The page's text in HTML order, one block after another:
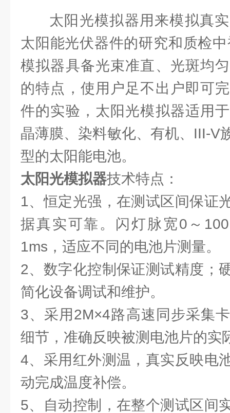
太阳光模拟器用来模拟真
太阳能光伏器件的研究和质检
模拟器具备光束准直、光斑均
的特点，使用户足不出户即可
件的实验，太阳光模拟器适用
晶薄膜、染料敏化、有机、III-V
型的太阳能电池。
太阳光模拟器技术特点：
1、恒定光强，在测试区间保证
据真实可靠。闪灯脉宽0～
1ms，适应不同的电池片测量。
2、数字化控制保证测试精度；
简化设备调试和维护。
3、采用2M×4路高速同步采集
细节，准确反映被测电池片的实
4、采用红外测温，真实反映电
动完成温度补偿。
5、自动控制，在整个测试区间